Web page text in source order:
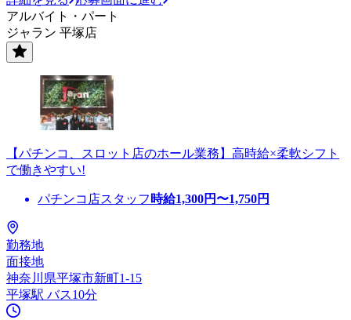
アルバイト・パート
ジャラン 平塚店
【パチンコ、スロット店のホール業務】高時給×柔軟シフト
で働きやすい!
パチンコ店スタッフ 時給1,300円〜1,750円
勤務地
面接地
神奈川県平塚市新町1-15
平塚駅 バス10分